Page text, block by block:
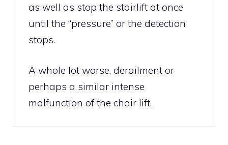
as well as stop the stairlift at once
until the “pressure” or the detection
stops.
A whole lot worse, derailment or
perhaps a similar intense
malfunction of the chair lift.